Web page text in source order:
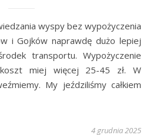
i Gojków naprawdę dużo lepiej
transportu. Wypożyczenie
miej więcej 25-45 zł. W
My jeździliśmy całkiem
4 grudnia 2025